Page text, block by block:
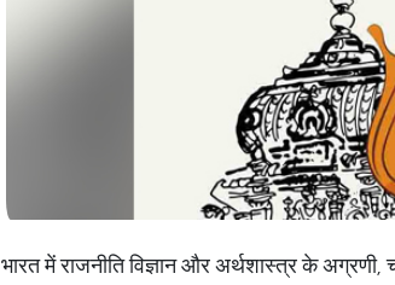
भारत में राजनीति विज्ञान और अर्थशास्त्र के अग्रणी,